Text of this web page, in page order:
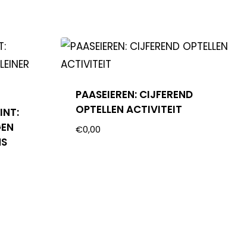
PAASEIEREN: CIJFEREND
OPTELLEN ACTIVITEIT
€0,00